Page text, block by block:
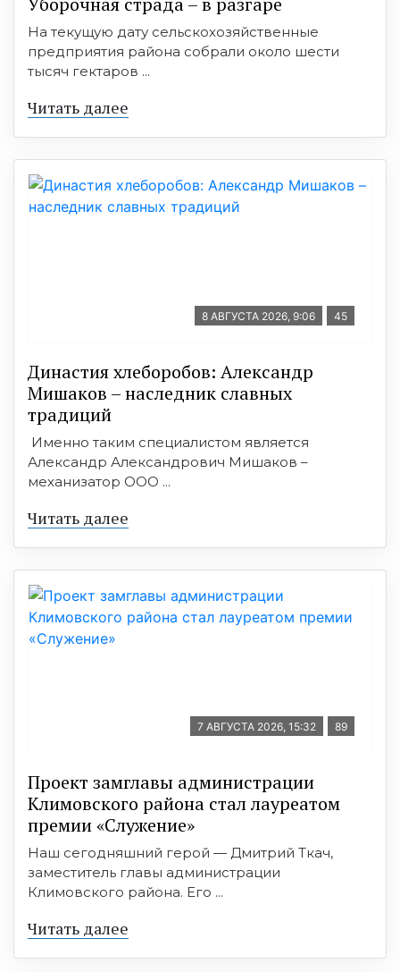
На текущую дату сельскохозяйственные
предприятия района собрали около шести
тысяч гектаров ...
Читать далее
8 АВГУСТА 2026, 9:06 45
Династия хлеборобов: Александр
Мишаков – наследник славных
традиций
Именно таким специалистом является
Александр Александрович Мишаков –
механизатор ООО ...
Читать далее
7 АВГУСТА 2026, 15:32 89
Проект замглавы администрации
Климовского района стал лауреатом
премии «Служение»
Наш сегодняшний герой — Дмитрий Ткач,
заместитель главы администрации
Климовского района. Его ...
Читать далее